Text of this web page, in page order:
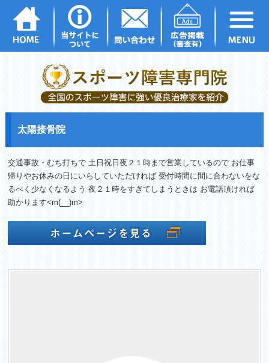
太陽接骨院
交通事故・むち打ちで 土日祝日夜２１時まで営業しているので お仕事
帰りやお休みの日にいらしていただければ 受付時間に間に合わないをな
るべく少なくなるよう 夜２１時をすぎてしまうときは お電話頂ければ
助かります<m(__)m>